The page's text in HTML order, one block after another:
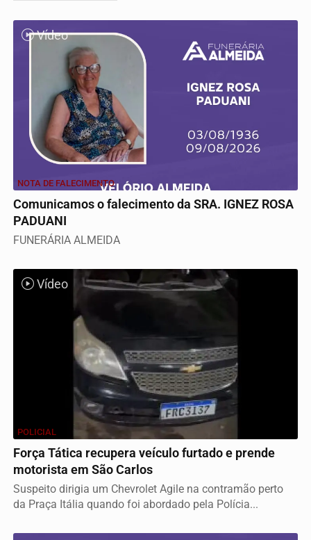
Vídeo
NOTA DE FALECIMENTO
Comunicamos o falecimento da SRA. IGNEZ ROSA
PADUANI
FUNERÁRIA ALMEIDA
Vídeo
POLICIAL
Força Tática recupera veículo furtado e prende
motorista em São Carlos
Suspeito dirigia um Chevrolet Agile na contramão perto
da Praça Itália quando foi abordado pela Polícia...